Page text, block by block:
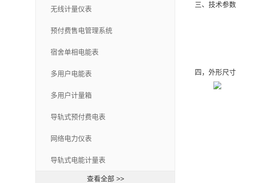
无线计量仪表
预付费售电管理系统
宿舍单相电能表
多用户电能表
多用户计量箱
导轨式预付费电表
网络电力仪表
导轨式电能计量表
查看全部 >>
三、技术参数
四，外形尺寸